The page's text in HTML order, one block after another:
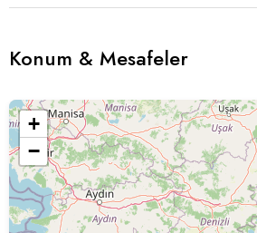
Konum & Mesafeler
+
−